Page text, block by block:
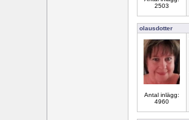
2503
olausdotter
Antal inlägg:
4960